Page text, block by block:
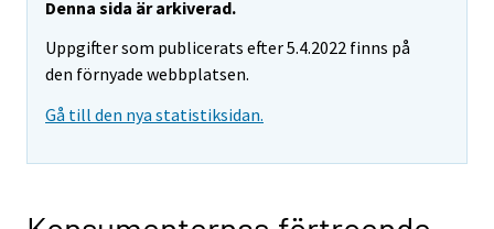
Denna sida är arkiverad.
Uppgifter som publicerats efter 5.4.2022 finns på
den förnyade webbplatsen.
Gå till den nya statistiksidan.